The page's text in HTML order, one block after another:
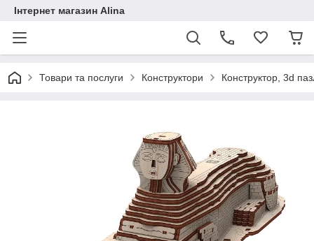
Інтернет магазин Alina
Товари та послуги Конструктори Конструктор, 3d